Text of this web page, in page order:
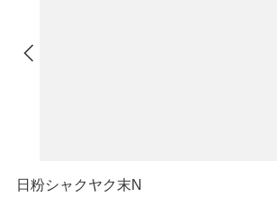
日粉シャクヤク末N